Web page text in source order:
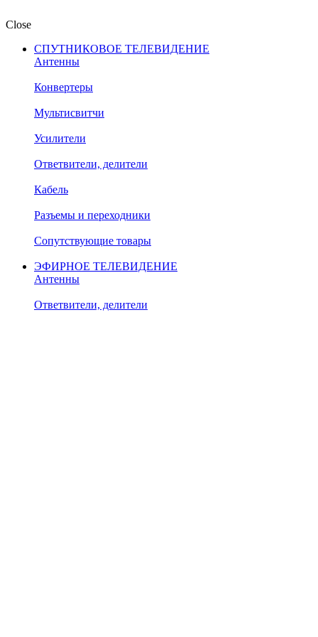
Close
СПУТНИКОВОЕ ТЕЛЕВИДЕНИЕ
Антенны
Конвертеры
Мультисвитчи
Усилители
Ответвители, делители
Кабель
Разъемы и переходники
Сопутствующие товары
ЭФИРНОЕ ТЕЛЕВИДЕНИЕ
Антенны
Ответвители, делители